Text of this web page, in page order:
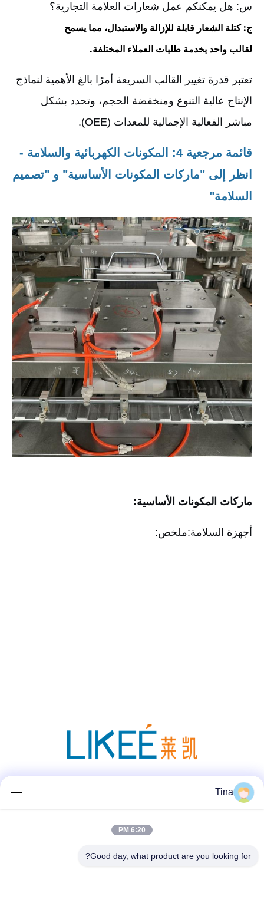
س: هل يمكنكم عمل شعارات العلامة التجارية؟
ج: كتلة الشعار قابلة للإزالة والاستبدال، مما يسمح
لقالب واحد بخدمة طلبات العملاء المختلفة.
تعتبر قدرة تغيير القالب السريعة أمرًا بالغ الأهمية لنماذج
الإنتاج عالية التنوع ومنخفضة الحجم، وتحدد بشكل
مباشر الفعالية الإجمالية للمعدات (OEE).
قائمة مرجعية 4: المكونات الكهربائية والسلامة -
انظر إلى "ماركات المكونات الأساسية" و "تصميم
السلامة"
ماركات المكونات الأساسية:
أجهزة السلامة:ملخص:
Tina
6:20 PM
Good day, what product are you looking for?